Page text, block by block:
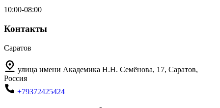
10:00-08:00
Контакты
Саратов
улица имени Академика Н.Н. Семёнова, 17, Саратов,
Россия
+79372425424